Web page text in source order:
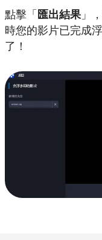
點擊「匯出結果」
時您的影片已完成
了！